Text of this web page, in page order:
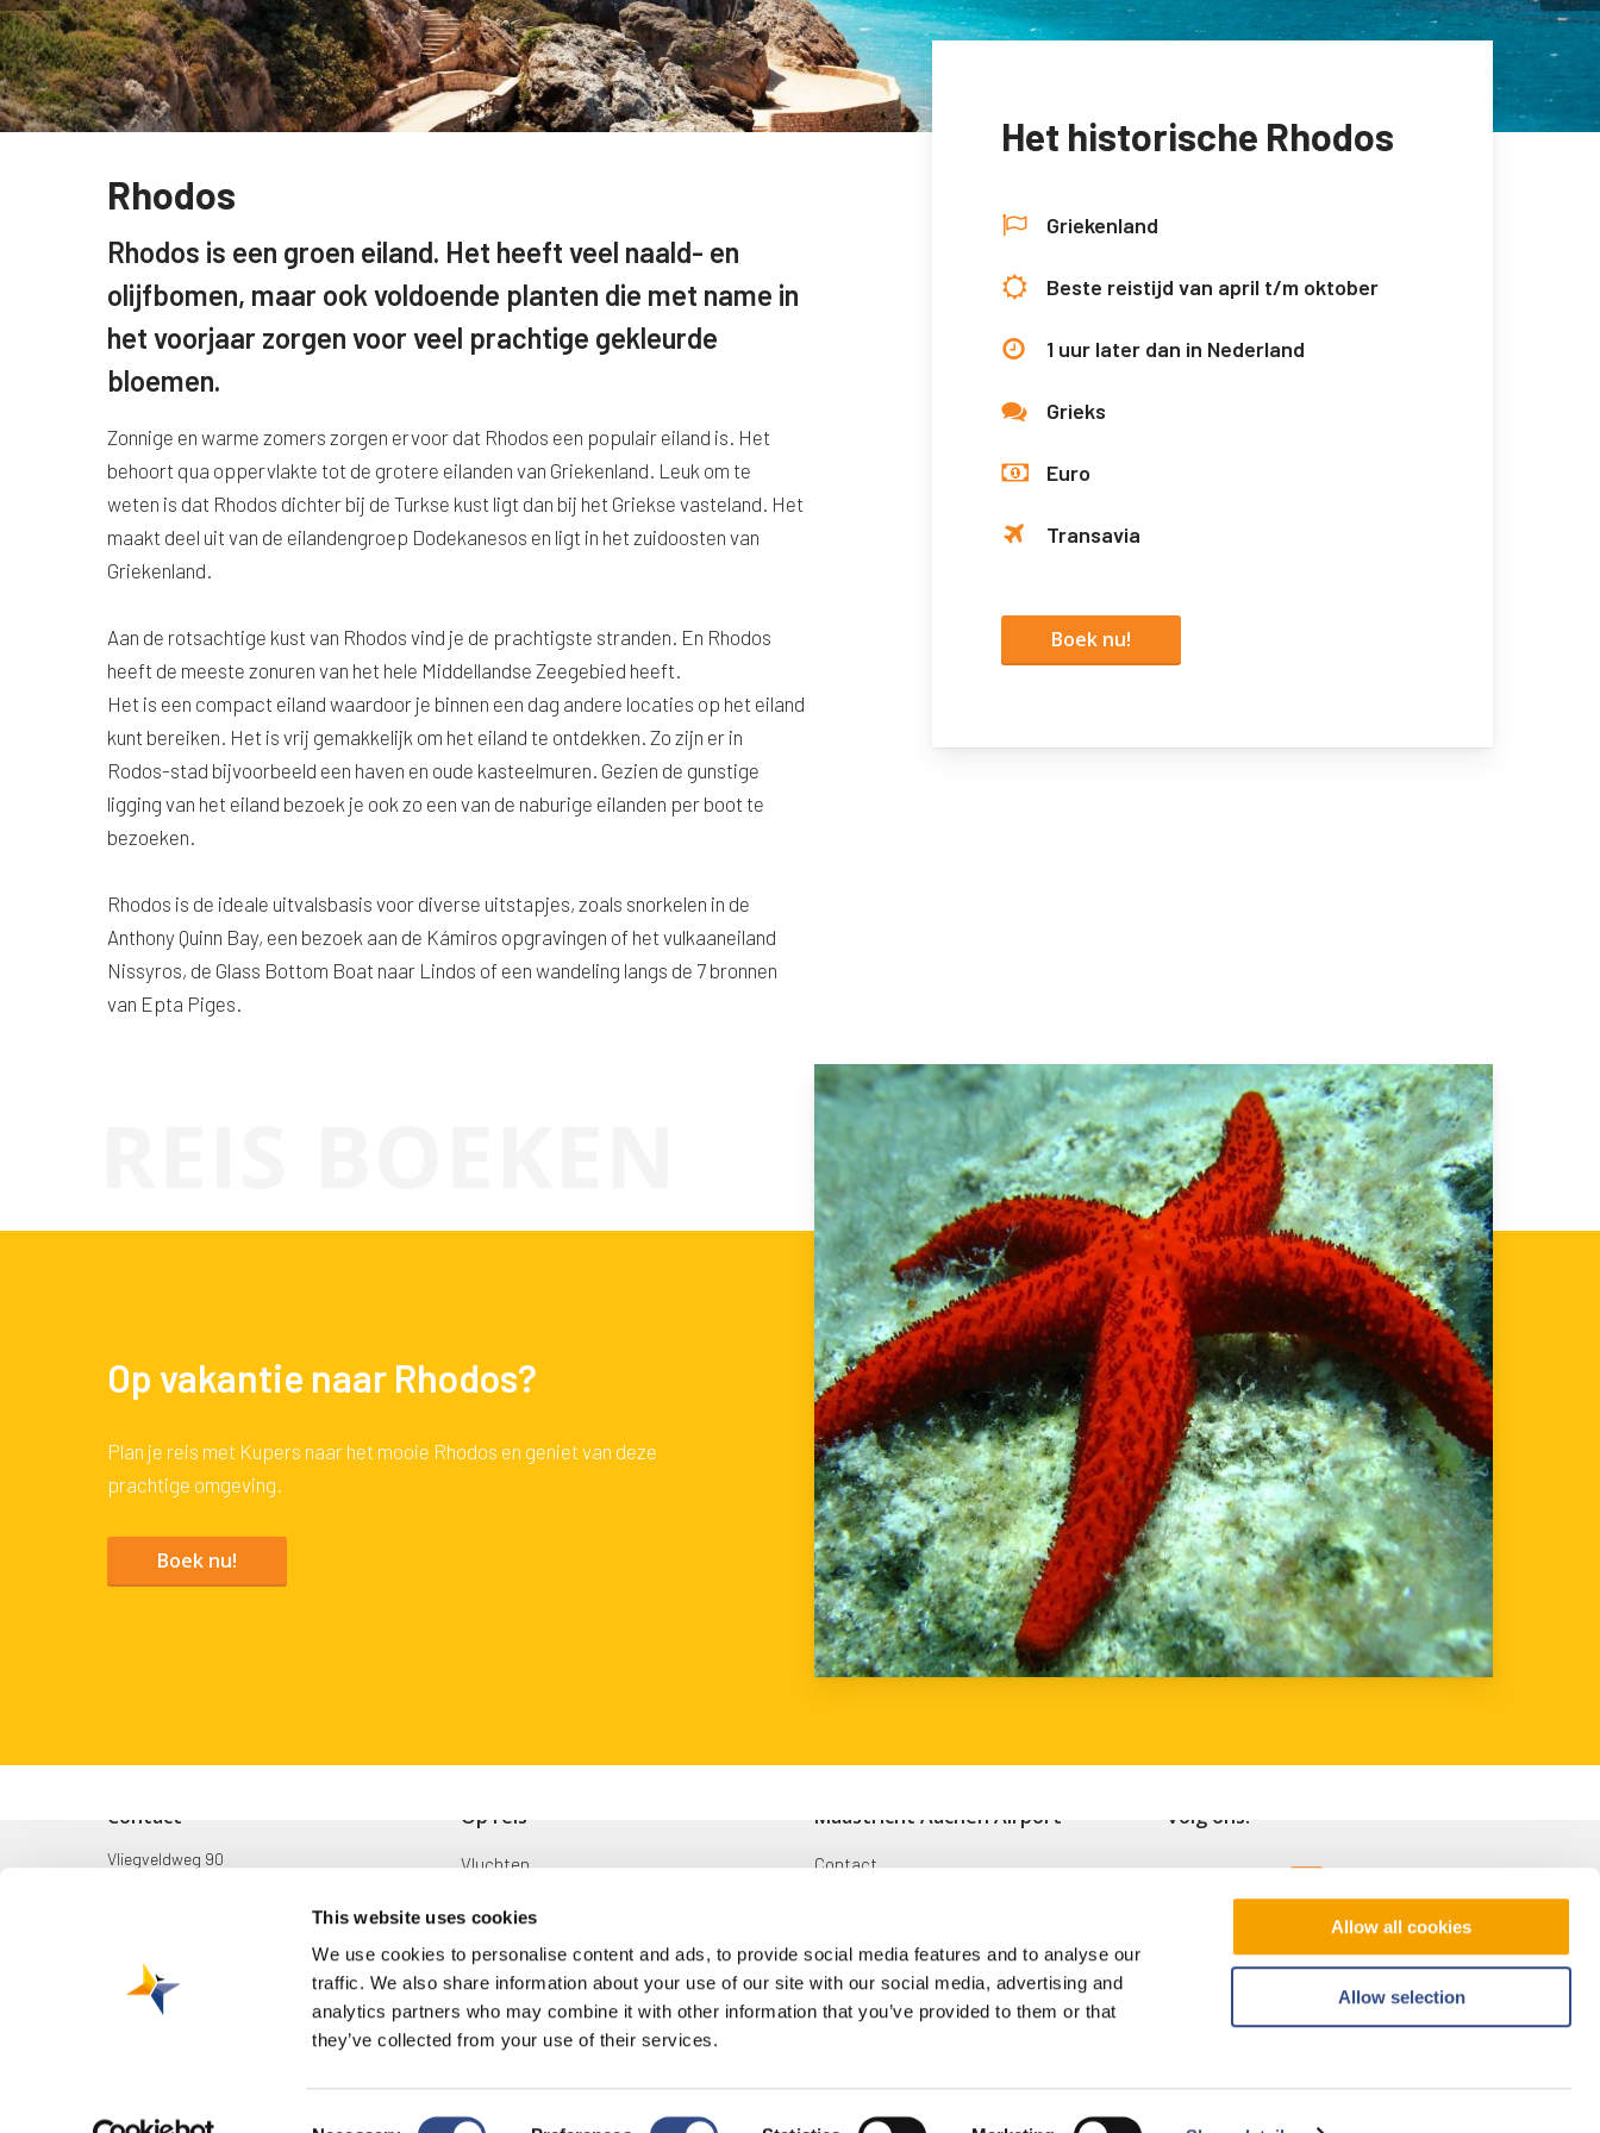
This website uses cookies
We use cookies to personalise content and ads, to provide social media features and to analyse our
traffic. We also share information about your use of our site with our social media, advertising and
analytics partners who may combine it with other information that you’ve provided to them or that
they’ve collected from your use of their services.
Allow all cookies
Allow selection
Rhodos
Rhodos is een groen eiland. Het heeft veel naald- en
olijfbomen, maar ook voldoende planten die met name in
het voorjaar zorgen voor veel prachtige gekleurde
bloemen.
Zonnige en warme zomers zorgen ervoor dat Rhodos een populair eiland is. Het
behoort qua oppervlakte tot de grotere eilanden van Griekenland. Leuk om te
weten is dat Rhodos dichter bij de Turkse kust ligt dan bij het Griekse vasteland. Het
maakt deel uit van de eilandengroep Dodekanesos en ligt in het zuidoosten van
Griekenland.
Aan de rotsachtige kust van Rhodos vind je de prachtigste stranden. En Rhodos
heeft de meeste zonuren van het hele Middellandse Zeegebied heeft.
Het is een compact eiland waardoor je binnen een dag andere locaties op het eiland
kunt bereiken. Het is vrij gemakkelijk om het eiland te ontdekken. Zo zijn er in
Rodos-stad bijvoorbeeld een haven en oude kasteelmuren. Gezien de gunstige
ligging van het eiland bezoek je ook zo een van de naburige eilanden per boot te
bezoeken.
Rhodos is de ideale uitvalsbasis voor diverse uitstapjes, zoals snorkelen in de
Anthony Quinn Bay, een bezoek aan de Kámiros opgravingen of het vulkaaneiland
Nissyros, de Glass Bottom Boat naar Lindos of een wandeling langs de 7 bronnen
van Epta Piges.
Het historische Rhodos
Griekenland
Beste reistijd van april t/m oktober
1 uur later dan in Nederland
Grieks
Euro
Transavia
Boek nu!
Op vakantie naar Rhodos?
Plan je reis met Kupers naar het mooie Rhodos en geniet van deze
prachtige omgeving.
Boek nu!
Contact
Vliegveldweg 90
infodesk@maa.nl
Op reis
Vluchten
Bestemmingen
Mijn reis
Zoek & Boek
Maastricht Aachen Airport
Contact
Voorwaarden en reglementen
Disclaimer
Volg ons!
© 2026 Maastricht Aachen Airport. | Privacyverklaring|Cookieverklaring